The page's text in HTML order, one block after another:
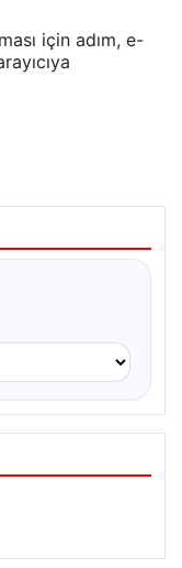
için adım, e-